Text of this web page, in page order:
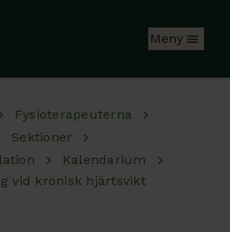
Meny
Fysioterapeuterna
Sektioner
Kalendarium
vid kronisk hjärtsvikt